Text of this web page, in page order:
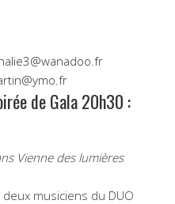
de Gala 20h30 :
Vienne des lumières
musiciens du DUO